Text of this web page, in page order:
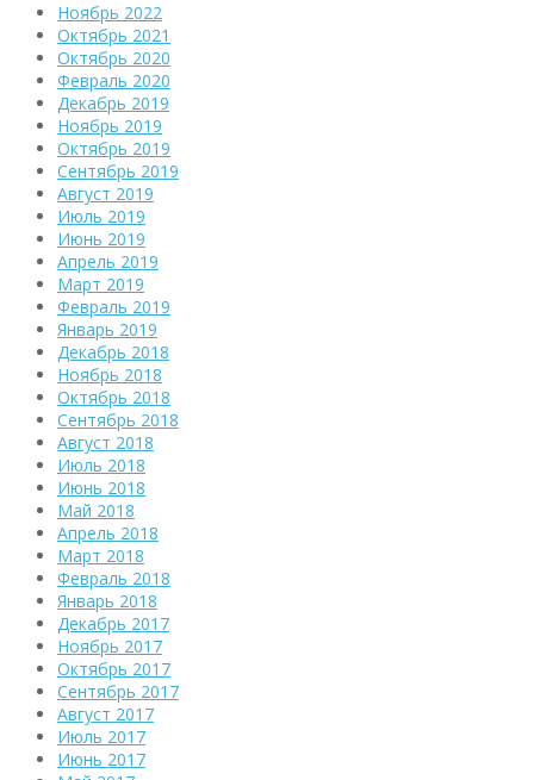
Ноябрь 2022
Октябрь 2021
Октябрь 2020
Февраль 2020
Декабрь 2019
Ноябрь 2019
Октябрь 2019
Сентябрь 2019
Август 2019
Июль 2019
Июнь 2019
Апрель 2019
Март 2019
Февраль 2019
Январь 2019
Декабрь 2018
Ноябрь 2018
Октябрь 2018
Сентябрь 2018
Август 2018
Июль 2018
Июнь 2018
Май 2018
Апрель 2018
Март 2018
Февраль 2018
Январь 2018
Декабрь 2017
Ноябрь 2017
Октябрь 2017
Сентябрь 2017
Август 2017
Июль 2017
Июнь 2017